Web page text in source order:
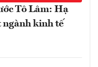
Tô Lâm: Hạ
ngành kinh tế